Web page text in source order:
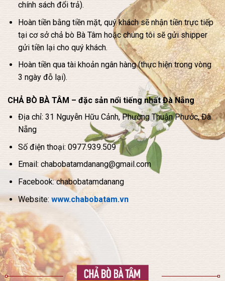
chính sách đổi trả).
Hoàn tiền bằng tiền mặt, quý khách sẽ nhận tiền trực tiếp
tại cơ sở chả bò Bà Tâm hoặc chúng tôi sẽ gửi shipper
gửi tiền lại cho quý khách.
Hoàn tiền qua tài khoản ngân hàng (thực hiện trong vòng
3 ngày đỗ lại).
CHẢ BÒ BÀ TÂM – đặc sản nổi tiếng nhất Đà Nẵng
Địa chỉ: 31 Nguyễn Hữu Cảnh, Phường Thuận Phước, Đà
Nẵng
Số điện thoại: 0977.939.509
Email: chabobatamdanang@gmail.com
Facebook: chabobatamdanang
Website: www.chabobatam.vn